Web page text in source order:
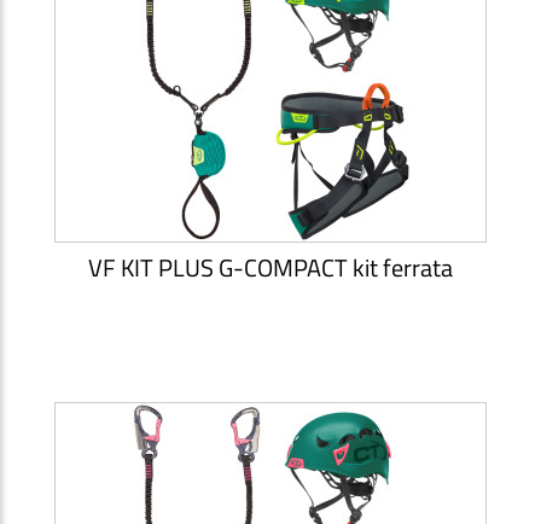
VF KIT PLUS G-COMPACT kit ferrata